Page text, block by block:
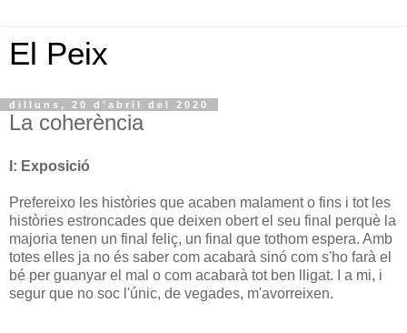
El Peix
dilluns, 20 d’abril del 2020
La coherència
I: Exposició
Prefereixo les històries que acaben malament o fins i tot les
històries estroncades que deixen obert el seu final perquè la
majoria tenen un final feliç, un final que tothom espera. Amb
totes elles ja no és saber com acabarà sinó com s'ho farà el
bé per guanyar el mal o com acabarà tot ben lligat. I a mi, i
segur que no soc l'únic, de vegades, m'avorreixen.